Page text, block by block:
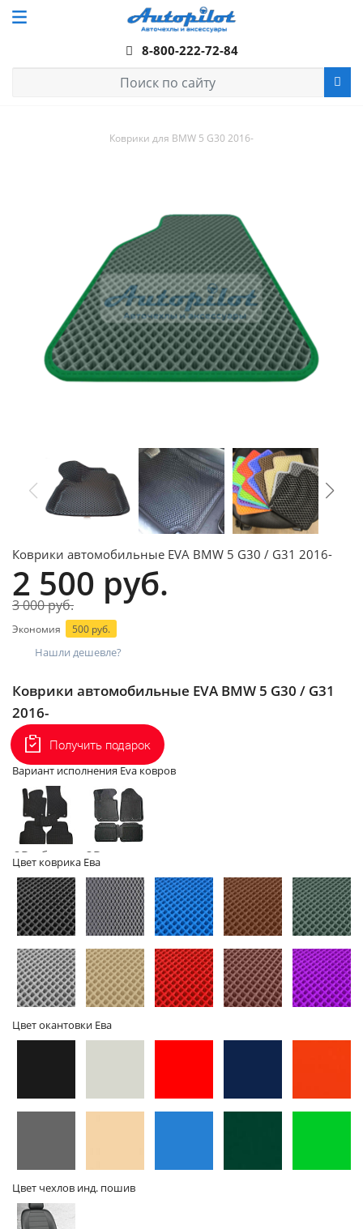
8-800-222-72-84
Коврики для BMW 5 G30 2016-
Коврики автомобильные EVA BMW 5 G30 / G31
2016-
Артикул:00012545
Коврики автомобильные EVA BMW 5 G30 / G31 2016-
2 500 руб.
3 000 руб.
Экономия 500 руб.
Нашли дешевле?
Вариант исполнения Eva ковров
2D - без
бортов
3D - с
Цвет коврика Ева
Цвет окантовки Ева
Цвет чехлов инд. пошив
Получить подарок